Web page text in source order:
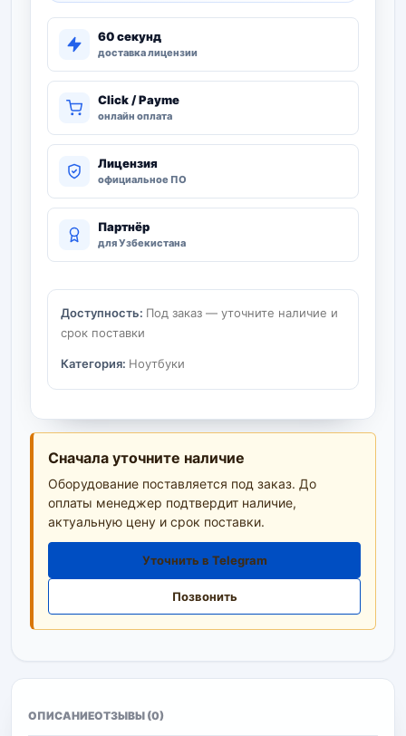
60 секунд
доставка лицензии
Click / Payme
онлайн оплата
Лицензия
официальное ПО
Партнёр
для Узбекистана
Доступность: Под заказ — уточните наличие и
срок поставки
Категория: Ноутбуки
Сначала уточните наличие
Оборудование поставляется под заказ. До
оплаты менеджер подтвердит наличие,
актуальную цену и срок поставки.
Уточнить в Telegram
Позвонить
ОПИСАНИЕОТЗЫВЫ (0)